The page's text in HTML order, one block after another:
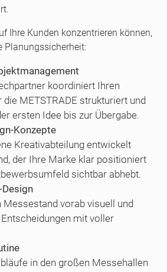
Ihre Kunden konzentrieren können,
Planungssicherheit:
koordiniert Ihren
METSTRADE strukturiert und
ersten Idee bis zur Übergabe.
Konzepte
Kreativabteilung entwickelt
der Ihre Marke klar positioniert
sichtbar abhebt.
Messestand vorab visuell und
mit voller
in den großen Messehallen